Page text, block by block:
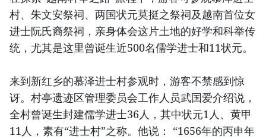
村、朱文安祭祠、两国状元莫挺之祭祠及越南首位女
进士阮氏裔祭祠，亲身体会这片土地的好学和科举传
统，尤其是这里曾诞生近500名儒学进士和11状元。
来到新红乡的慕泽进士村参观时，游客不禁感到惊
讶。村亭遗迹区管理委员会工作人员武国爱介绍说，
全村曾诞生封建儒学进士36人，其中状元1人、黄甲
11人，素有“进士村”之称。他说： “1656年的丙申年